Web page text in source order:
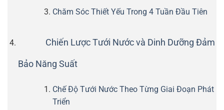
Chăm Sóc Thiết Yếu Trong 4 Tuần Đầu Tiên
Chiến Lược Tưới Nước và Dinh Dưỡng Đảm
Bảo Năng Suất
Chế Độ Tưới Nước Theo Từng Giai Đoạn Phát
Triển